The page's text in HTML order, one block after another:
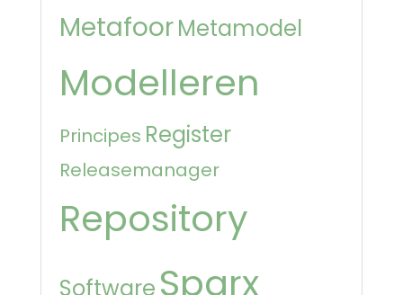
MetafoorMetamodel
Modelleren
Principes Register
Releasemanager
Repository
Software Sparx